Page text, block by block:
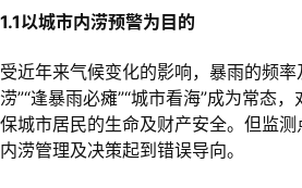
1.1以城市内涝预警为目的
受近年来气候变化的影响，暴雨的频
涝”“逢暴雨必瘫”“城市看海”成为常态
保城市居民的生命及财产安全。但监
内涝管理及决策起到错误导向。